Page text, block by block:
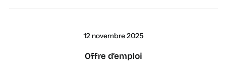
12 novembre 2025
Offre d’emploi